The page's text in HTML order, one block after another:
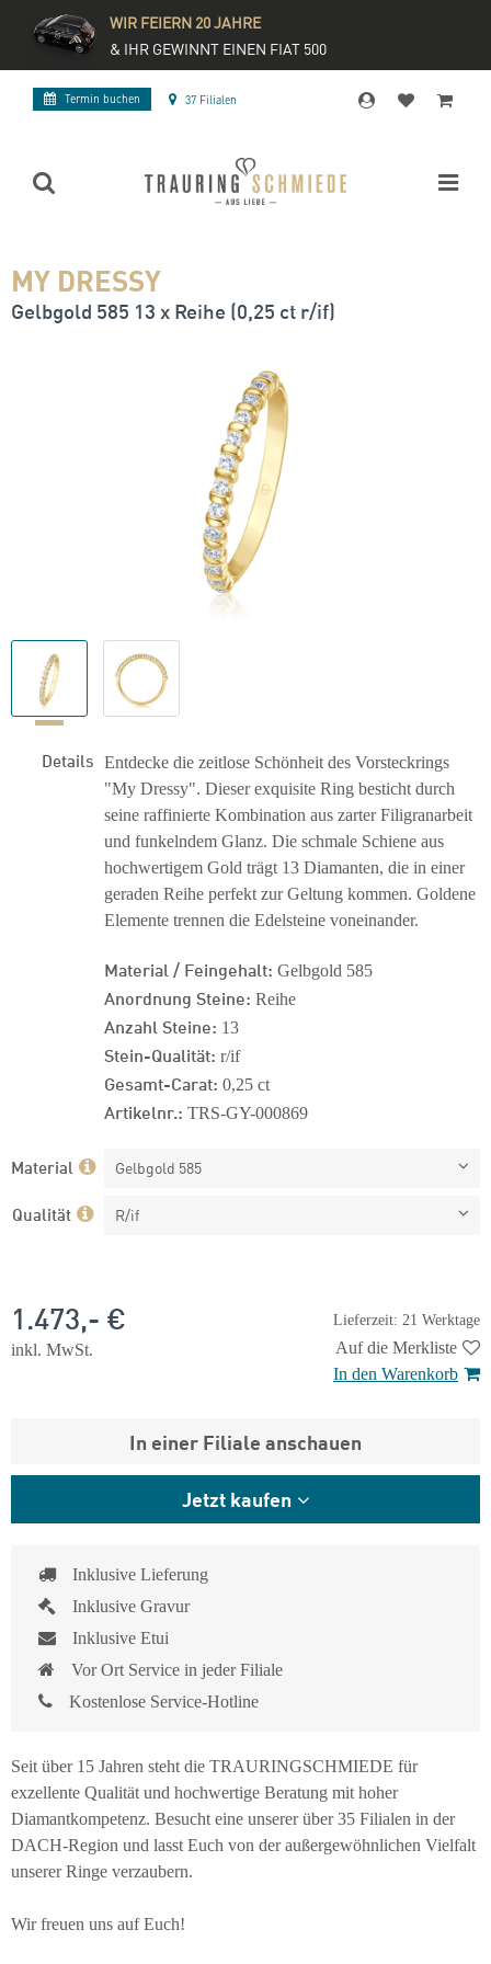
WIR FEIERN 20 JAHRE
& IHR GEWINNT EINEN FIAT 500
Termin buchen 37 Filialen
MY DRESSY
Gelbgold 585 13 x Reihe (0,25 ct r/if)
Details Entdecke die zeitlose Schönheit des Vorsteckrings
"My Dressy". Dieser exquisite Ring besticht durch
seine raffinierte Kombination aus zarter Filigranarbeit
und funkelndem Glanz. Die schmale Schiene aus
hochwertigem Gold trägt 13 Diamanten, die in einer
geraden Reihe perfekt zur Geltung kommen. Goldene
Elemente trennen die Edelsteine voneinander.
Material / Feingehalt: Gelbgold 585
Anordnung Steine: Reihe
Anzahl Steine: 13
Stein-Qualität: r/if
Gesamt-Carat: 0,25 ct
Artikelnr.: TRS-GY-000869
Material Gelbgold 585
Qualität R/if
Lieferzeit: 21 Werktage
1.473,- €
inkl. MwSt.
Auf die Merkliste
In den Warenkorb
In einer Filiale anschauen
Jetzt kaufen
Inklusive Lieferung
Inklusive Gravur
Inklusive Etui
Vor Ort Service in jeder Filiale
Kostenlose Service-Hotline
Seit über 15 Jahren steht die TRAURINGSCHMIEDE für
exzellente Qualität und hochwertige Beratung mit hoher
Diamantkompetenz. Besucht eine unserer über 35 Filialen in der
DACH-Region und lasst Euch von der außergewöhnlichen Vielfalt
unserer Ringe verzaubern.
Wir freuen uns auf Euch!